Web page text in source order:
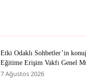
Etki Odaklı Sohbetler’in
Eğitime Erişim Vakfı Genel
Savaşman oldu
7 Ağustos 2026